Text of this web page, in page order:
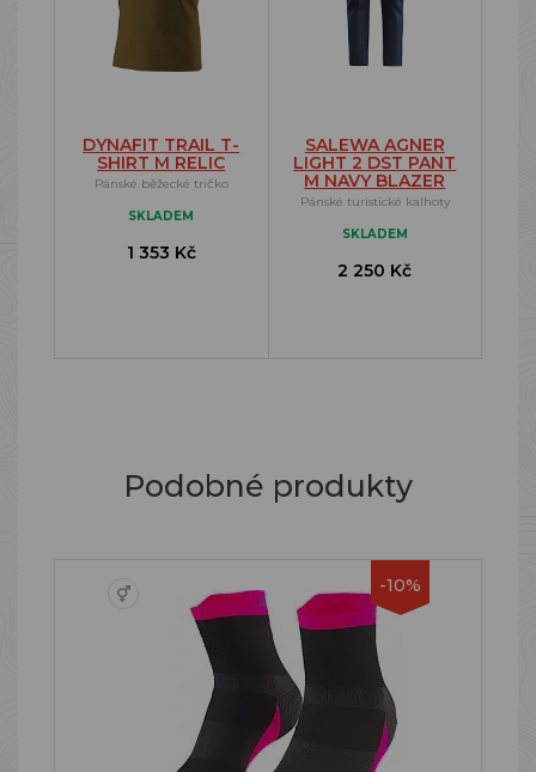
DYNAFIT TRAIL T-
SHIRT M RELIC
Pánské běžecké tričko
SKLADEM
1 353 Kč
SALEWA AGNER
LIGHT 2 DST PANT
M NAVY BLAZER
Pánské turistické kalhoty
SKLADEM
2 250 Kč
Podobné produkty
-10%